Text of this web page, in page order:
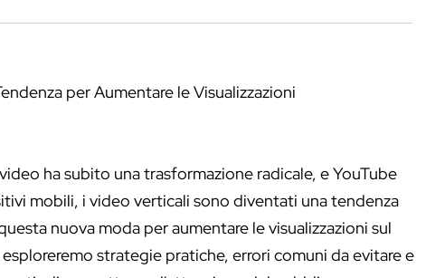
ha subito una trasformazione radicale, e YouTube
mobili, i video verticali sono diventati una tendenza
nuova moda per aumentare le visualizzazioni sul
strategie pratiche, errori comuni da evitare e